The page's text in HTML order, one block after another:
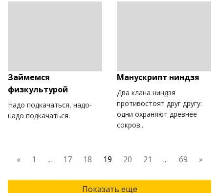
Займемся
физкультурой
Надо подкачаться, надо-
надо подкачаться.
Манускрипт ниндзя
Два клана ниндзя
противостоят друг другу:
одни охраняют древнее
сокров...
« 1 ... 17 18 19 20 21 ... 69 »
Показать еще